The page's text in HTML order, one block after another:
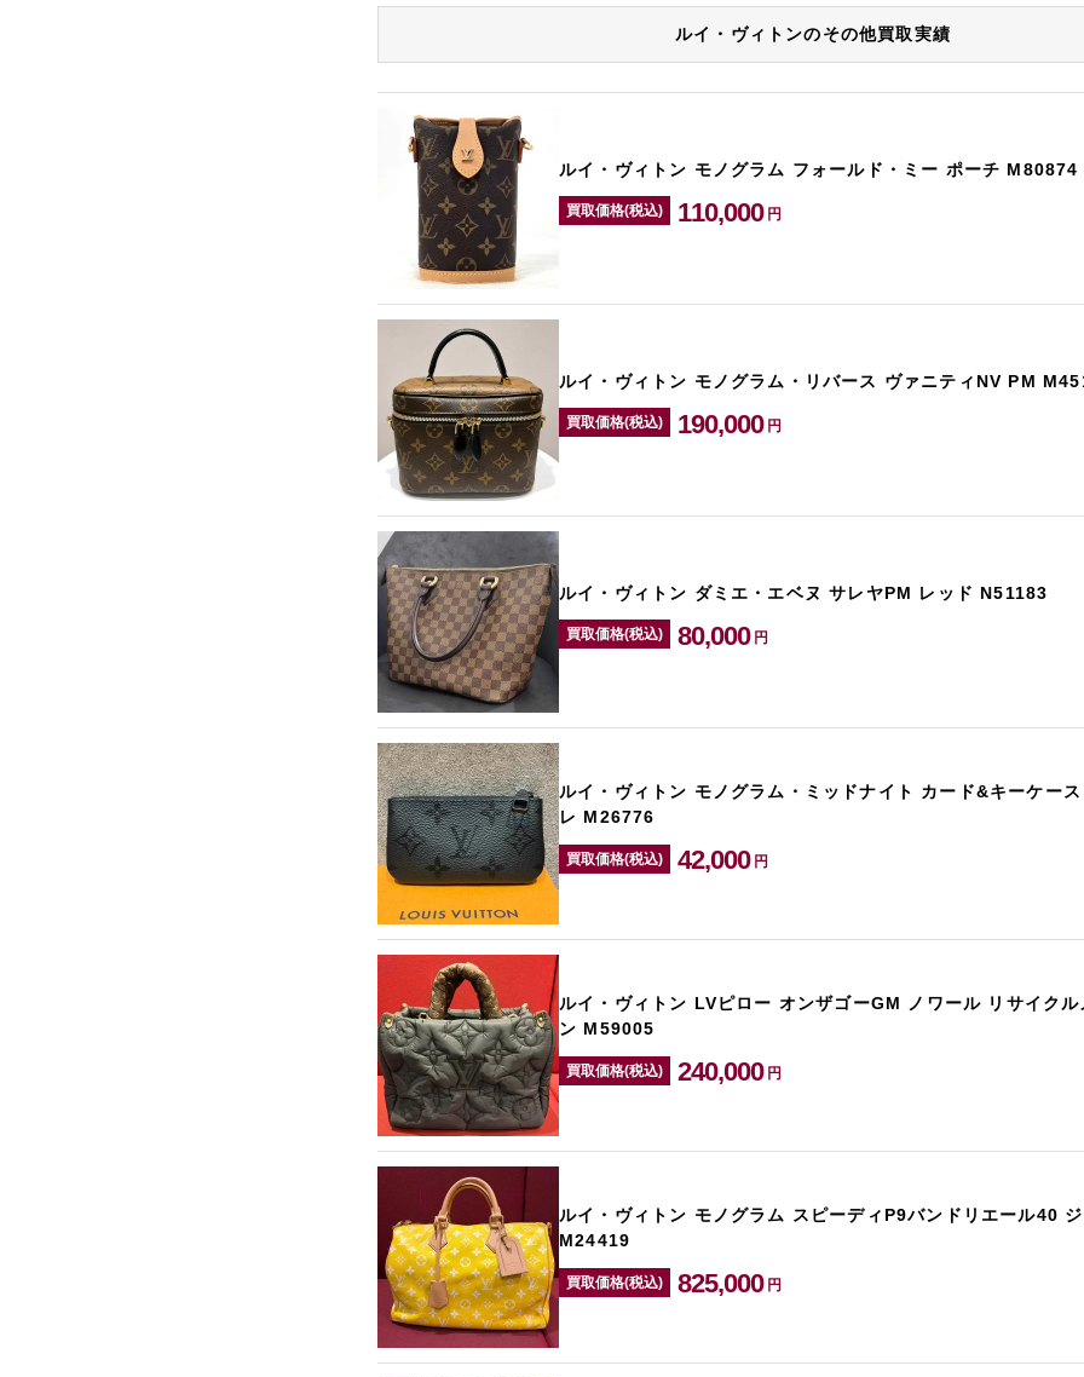
ルイ・ヴィトンのその他買取実績
ルイ・ヴィトン モノグラム フォールド・ミー ポーチ M80874
買取価格(税込) 110,000 円
ルイ・ヴィトン モノグラム・リバース ヴァニティNV PM
買取価格(税込) 190,000 円
ルイ・ヴィトン ダミエ・エベヌ サレヤPM レッド N51183
買取価格(税込) 80,000 円
ルイ・ヴィトン モノグラム・ミッドナイト カード&キーケー
レ M26776
買取価格(税込) 42,000 円
ルイ・ヴィトン LVピロー オンザゴーGM ノワール リサイクル
ン M59005
買取価格(税込) 240,000 円
ルイ・ヴィトン モノグラム スピーディP9バンドリエール40
M24419
買取価格(税込) 825,000 円